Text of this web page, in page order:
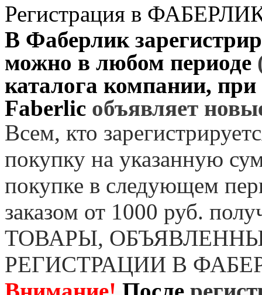
Регистрация в
В Фаберлик
можно в любом периоде
каталога компании,
Faberlic объявляет
Всем, кто
покупку на указанную
покупке в следующем
заказом от 1000 руб.
ТОВАРЫ,
РЕГИСТРАЦИИ В